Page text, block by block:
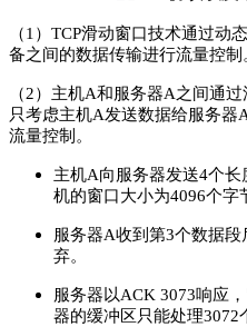
（1）TCP滑动窗口技术通过动
备之间的数据传输进行流量控制
（2）主机A和服务器A之间通
只考虑主机A发送数据给服务
流量控制。
主机A向服务器发送4个长
机的窗口大小为4096个字
服务器A收到第3个数据段
弃。
服务器以ACK 3073响应
器的缓冲区只能处理3072